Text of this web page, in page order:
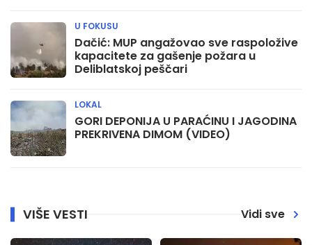
Dačić: MUP angažovao sve raspoložive
kapacitete za gašenje požara u
Deliblatskoj peščari
U FOKUSU
GORI DEPONIJA U PARAĆINU I JAGODINA
PREKRIVENA DIMOM (VIDEO)
LOKAL
VIŠE VESTI Vidi sve